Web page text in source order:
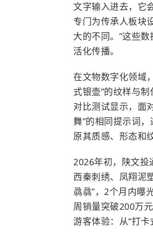
文字输入进去，它
专门为传承人板块
大的不同。”这些
活化传播。
在文物数字化领域
式银壶”的纹样与
对比测试显示，面
舞”的相同提示词，
原其质感、形态和
2026年初，陕文投
西秦刺绣、凤翔泥
骉骉”，2个月内曝
周销量突破200万元
游客体验：从“打卡